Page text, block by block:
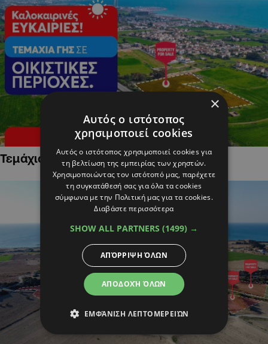
Τεμάχια Γης σε Οικιστικές Περιοχές
×
Αυτός ο ιστότοπος
χρησιμοποιεί cookies
Αυτός ο ιστότοπος χρησιμοποιεί cookies για
τη βελτίωση της εμπειρίας των χρηστών.
Χρησιμοποιώντας τον ιστότοπό μας, παρέχετε
τη συγκατάθεσή σας για όλα τα cookies
σύμφωνα με την Πολιτική μας για τα cookies.
Διαβάστε περισσότερα
SHOW ALL PARTNERS (1499) →
ΑΠΟΔΟΧΉ ΌΛΩΝ
ΑΠΌΡΡΙΨΗ ΌΛΩΝ
ΕΜΦΆΝΙΣΗ ΛΕΠΤΟΜΕΡΕΙΏΝ